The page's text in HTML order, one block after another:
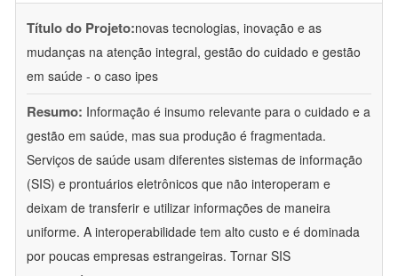
Título do Projeto:novas tecnologias, inovação e as
mudanças na atenção integral, gestão do cuidado e gestão
em saúde - o caso ipes
Resumo: Informação é insumo relevante para o cuidado e a
gestão em saúde, mas sua produção é fragmentada.
Serviços de saúde usam diferentes sistemas de informação
(SIS) e prontuários eletrônicos que não interoperam e
deixam de transferir e utilizar informações de maneira
uniforme. A interoperabilidade tem alto custo e é dominada
por poucas empresas estrangeiras. Tornar SIS